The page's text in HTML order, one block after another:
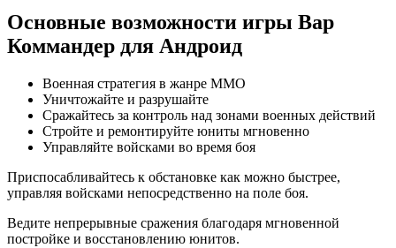
Основные возможности игры Вар
Коммандер для Андроид
Военная стратегия в жанре MMO
Уничтожайте и разрушайте
Сражайтесь за контроль над зонами военных действий
Стройте и ремонтируйте юниты мгновенно
Управляйте войсками во время боя
Приспосабливайтесь к обстановке как можно быстрее,
управляя войсками непосредственно на поле боя.
Ведите непрерывные сражения благодаря мгновенной
постройке и восстановлению юнитов.